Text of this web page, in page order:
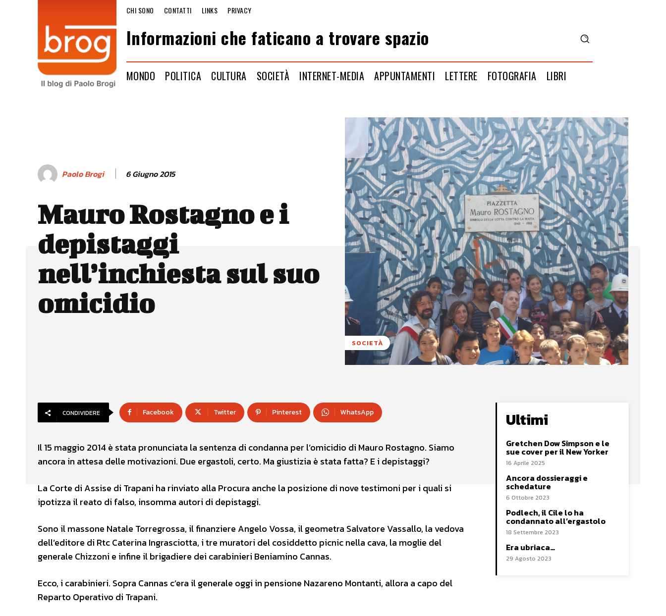
CHI SONO CONTATTI LINKS PRIVACY
Informazioni che faticano a trovare spazio
MONDO POLITICA CULTURA SOCIETÀ INTERNET-MEDIA APPUNTAMENTI LETTERE FOTOGRAFIA LIBRI
Paolo Brogi 6 Giugno 2015
Mauro Rostagno e i
depistaggi
nell’inchiesta sul suo
omicidio
SOCIETÀ
CONDIVIDERE Facebook Twitter Pinterest WhatsApp
Il 15 maggio 2014 è stata pronunciata la sentenza di condanna per l’omicidio di Mauro Rostagno. Siamo
ancora in attesa delle motivazioni. Due ergastoli, certo. Ma giustizia è stata fatta? E i depistaggi?
La Corte di Assise di Trapani ha rinviato alla Procura anche la posizione di nove testimoni per i quali si
ipotizza il reato di falso, insomma autori di depistaggi.
Sono il massone Natale Torregrossa, il finanziere Angelo Vossa, il geometra Salvatore Vassallo, la vedova
dell’editore di Rtc Caterina Ingrasciotta, i tre muratori del cosiddetto picnic nella cava, la moglie del
generale Chizzoni e infine il brigadiere dei carabinieri Beniamino Cannas.
Ecco, i carabinieri. Sopra Cannas c’era il generale oggi in pensione Nazareno Montanti, allora a capo del
Reparto Operativo di Trapani.
Ultimi
Gretchen Dow Simpson e le
sue cover per il New Yorker
16 Aprile 2025
Ancora dossieraggi e
schedature
6 Ottobre 2023
Podlech, il Cile lo ha
condannato all’ergastolo
18 Settembre 2023
Era ubriaca…
29 Agosto 2023